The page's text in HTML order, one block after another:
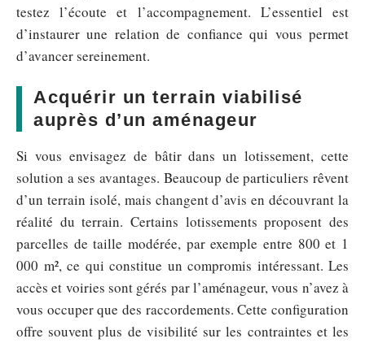
testez l’écoute et l’accompagnement. L’essentiel est
d’instaurer une relation de confiance qui vous permet
d’avancer sereinement.
Acquérir un terrain viabilisé
auprès d’un aménageur
Si vous envisagez de bâtir dans un lotissement, cette
solution a ses avantages. Beaucoup de particuliers rêvent
d’un terrain isolé, mais changent d’avis en découvrant la
réalité du terrain. Certains lotissements proposent des
parcelles de taille modérée, par exemple entre 800 et 1
000 m², ce qui constitue un compromis intéressant. Les
accès et voiries sont gérés par l’aménageur, vous n’avez à
vous occuper que des raccordements. Cette configuration
offre souvent plus de visibilité sur les contraintes et les